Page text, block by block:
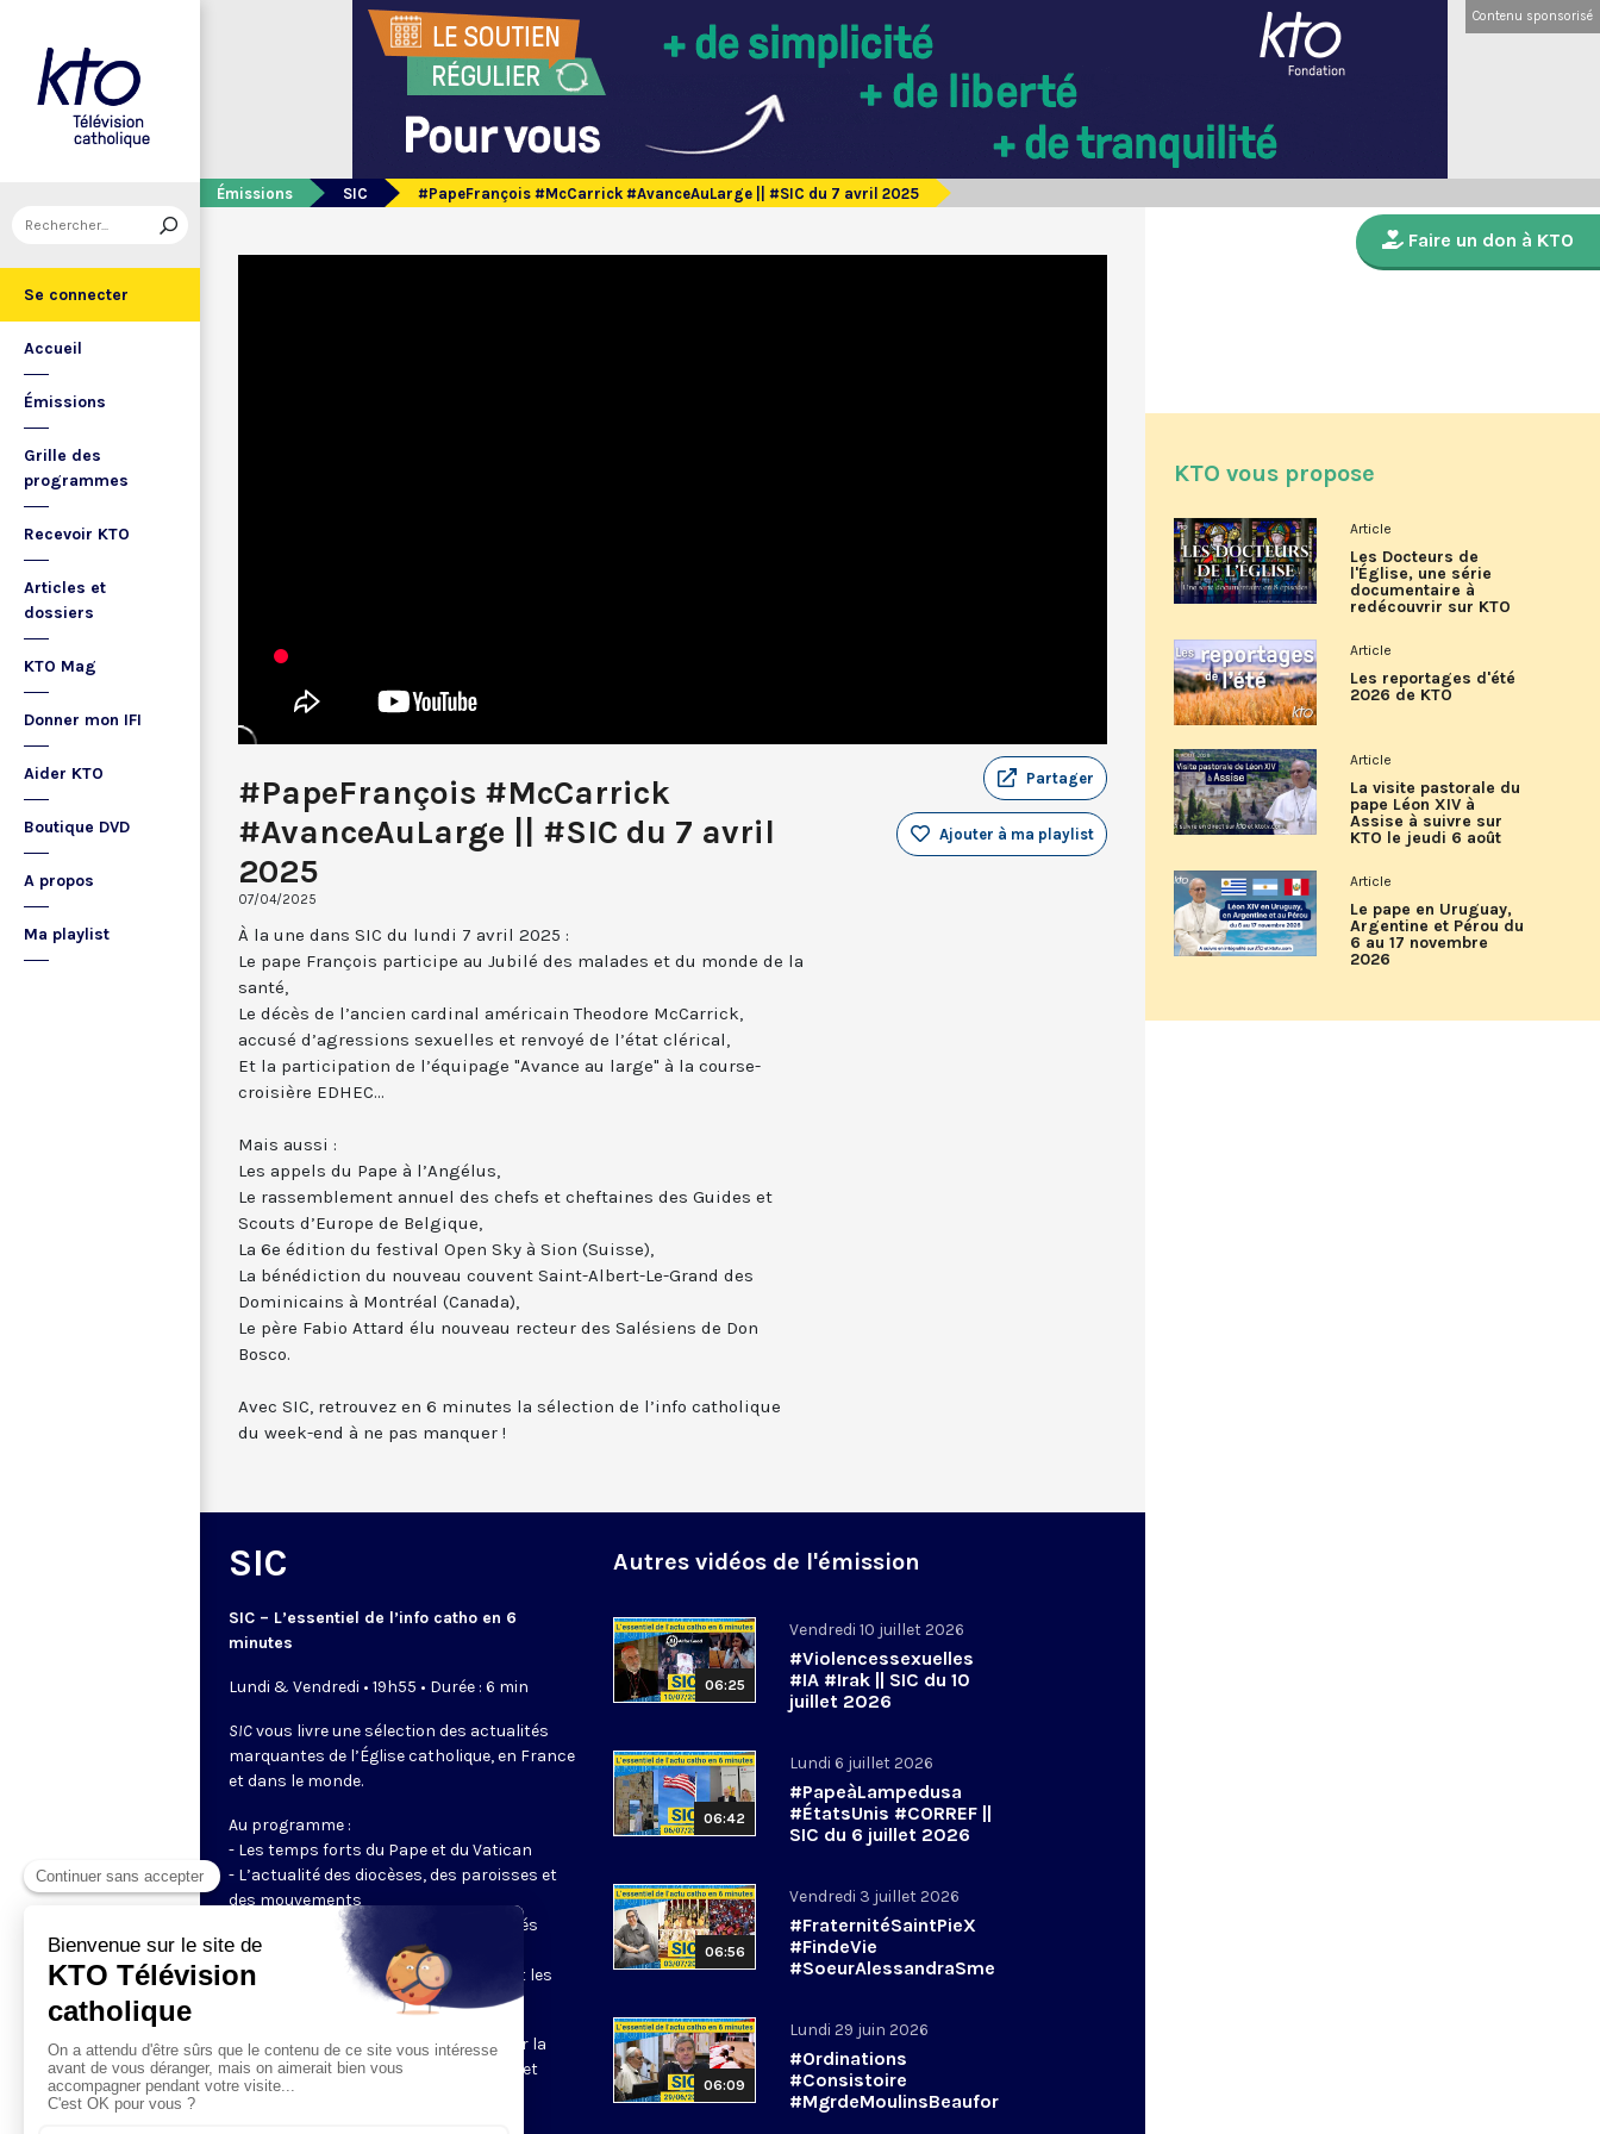
Se connecter
Accueil
Émissions
Grille des
programmes
Recevoir KTO
Articles et
dossiers
KTO Mag
Donner mon IFI
Aider KTO
Boutique DVD
A propos
Ma playlist
Contenu sponsorisé
Émissions SIC #PapeFrançois #McCarrick #AvanceAuLarge || #SIC du 7 avril 2025
#PapeFrançois #McCarrick
#AvanceAuLarge || #SIC du 7 avril
2025
07/04/2025
Partager
Ajouter à ma playlist
À la une dans SIC du lundi 7 avril 2025 :
Le pape François participe au Jubilé des malades et du monde de la
santé,
Le décès de l’ancien cardinal américain Theodore McCarrick,
accusé d’agressions sexuelles et renvoyé de l’état clérical,
Et la participation de l’équipage "Avance au large" à la course-
croisière EDHEC...
Mais aussi :
Les appels du Pape à l’Angélus,
Le rassemblement annuel des chefs et cheftaines des Guides et
Scouts d’Europe de Belgique,
La 6e édition du festival Open Sky à Sion (Suisse),
La bénédiction du nouveau couvent Saint-Albert-Le-Grand des
Dominicains à Montréal (Canada),
Le père Fabio Attard élu nouveau recteur des Salésiens de Don
Bosco.
Avec SIC, retrouvez en 6 minutes la sélection de l’info catholique
du week-end à ne pas manquer !
SIC
SIC – L’essentiel de l’info catho en 6
minutes
Lundi & Vendredi • 19h55 • Durée : 6 min
SICvous livre une sélection des actualités
marquantes de l’Église catholique, en France
et dans le monde.
Au programme :
- Les temps forts du Pape et du Vatican
- L’actualité des diocèses, des paroisses et
des mouvements
- Les initiatives des catholiques engagés
dans le monde
- Les grands événements ecclésiaux et les
enjeux du moment pour la société
Un journal tout en images, préparé par la
rédaction de KTO, pour rester informé et
connecté à la vie de l’Église.
Autres vidéos de l'émission
06:25
Vendredi 10 juillet 2026
#Violencessexuelles
#IA #Irak || SIC du 10
juillet 2026
06:42
Lundi 6 juillet 2026
#PapeàLampedusa
#ÉtatsUnis #CORREF ||
SIC du 6 juillet 2026
06:56
Vendredi 3 juillet 2026
#FraternitéSaintPieX
#FindeVie
#SoeurAlessandraSme
06:09
Lundi 29 juin 2026
#Ordinations
#Consistoire
#MgrdeMoulinsBeaufor
Faire un don à KTO
KTO vous propose
Article
Les Docteurs de
l'Église, une série
documentaire à
redécouvrir sur KTO
Article
Les reportages d'été
2026 de KTO
Article
La visite pastorale du
pape Léon XIV à
Assise à suivre sur
KTO le jeudi 6 août
Article
Le pape en Uruguay,
Argentine et Pérou du
6 au 17 novembre
2026